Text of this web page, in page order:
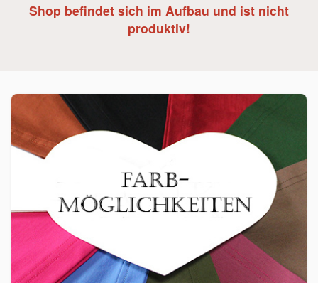
Shop befindet sich im Aufbau und ist nicht
produktiv!